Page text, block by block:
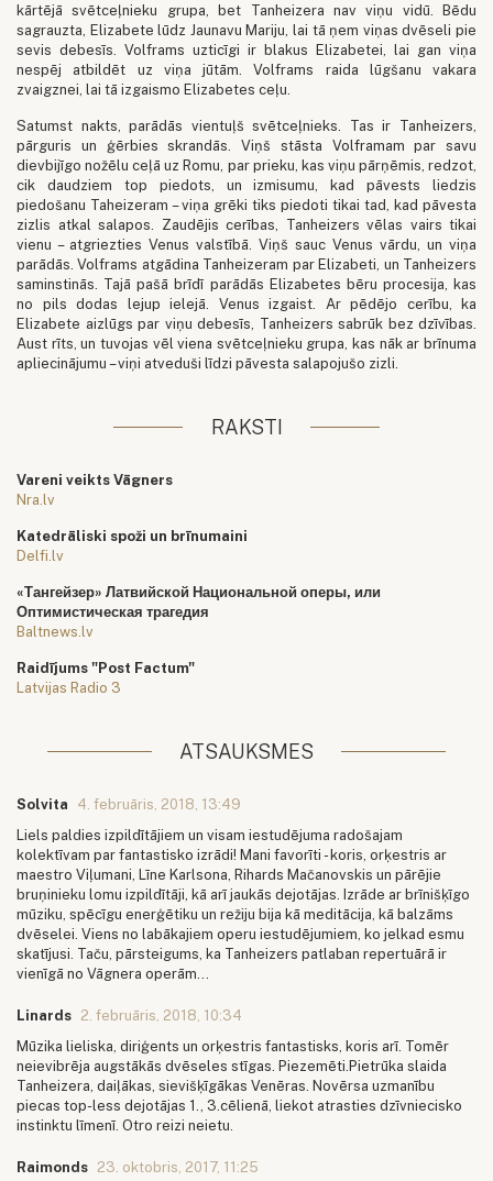
kārtējā svētceļnieku grupa, bet Tanheizera nav viņu vidū. Bēdu
sagrauzta, Elizabete lūdz Jaunavu Mariju, lai tā ņem viņas dvēseli pie
sevis debesīs. Volframs uzticīgi ir blakus Elizabetei, lai gan viņa
nespēj atbildēt uz viņa jūtām. Volframs raida lūgšanu vakara
zvaigznei, lai tā izgaismo Elizabetes ceļu.
Satumst nakts, parādās vientuļš svētceļnieks. Tas ir Tanheizers,
pārguris un ģērbies skrandās. Viņš stāsta Volframam par savu
dievbijīgo nožēlu ceļā uz Romu, par prieku, kas viņu pārņēmis, redzot,
cik daudziem top piedots, un izmisumu, kad pāvests liedzis
piedošanu Taheizeram – viņa grēki tiks piedoti tikai tad, kad pāvesta
zizlis atkal salapos. Zaudējis cerības, Tanheizers vēlas vairs tikai
vienu – atgriezties Venus valstībā. Viņš sauc Venus vārdu, un viņa
parādās. Volframs atgādina Tanheizeram par Elizabeti, un Tanheizers
saminstinās. Tajā pašā brīdī parādās Elizabetes bēru procesija, kas
no pils dodas lejup ielejā. Venus izgaist. Ar pēdējo cerību, ka
Elizabete aizlūgs par viņu debesīs, Tanheizers sabrūk bez dzīvības.
Aust rīts, un tuvojas vēl viena svētceļnieku grupa, kas nāk ar brīnuma
apliecinājumu – viņi atveduši līdzi pāvesta salapojušo zizli.
RAKSTI
Vareni veikts Vāgners
Nra.lv
Katedrāliski spoži un brīnumaini
Delfi.lv
«Тангейзер» Латвийской Национальной оперы, или
Оптимистическая трагедия
Baltnews.lv
Raidījums "Post Factum"
Latvijas Radio 3
ATSAUKSMES
Solvita
4. februāris, 2018, 13:49
Liels paldies izpildītājiem un visam iestudējuma radošajam
kolektīvam par fantastisko izrādi! Mani favorīti - koris, orķestris ar
maestro Viļumani, Līne Karlsona, Rihards Mačanovskis un pārējie
bruņinieku lomu izpildītāji, kā arī jaukās dejotājas. Izrāde ar brīnišķīgo
mūziku, spēcīgu enerģētiku un režiju bija kā meditācija, kā balzāms
dvēselei. Viens no labākajiem operu iestudējumiem, ko jelkad esmu
skatījusi. Taču, pārsteigums, ka Tanheizers patlaban repertuārā ir
vienīgā no Vāgnera operām...
Linards 2. februāris, 2018, 10:34
Mūzika lieliska, diriģents un orķestris fantastisks, koris arī. Tomēr
neievibrēja augstākās dvēseles stīgas. Piezemēti.Pietrūka slaida
Tanheizera, daiļākas, sievišķīgākas Venēras. Novērsa uzmanību
piecas top-less dejotājas 1., 3.cēlienā, liekot atrasties dzīvniecisko
instinktu līmenī. Otro reizi neietu.
Raimonds 23. oktobris, 2017, 11:25